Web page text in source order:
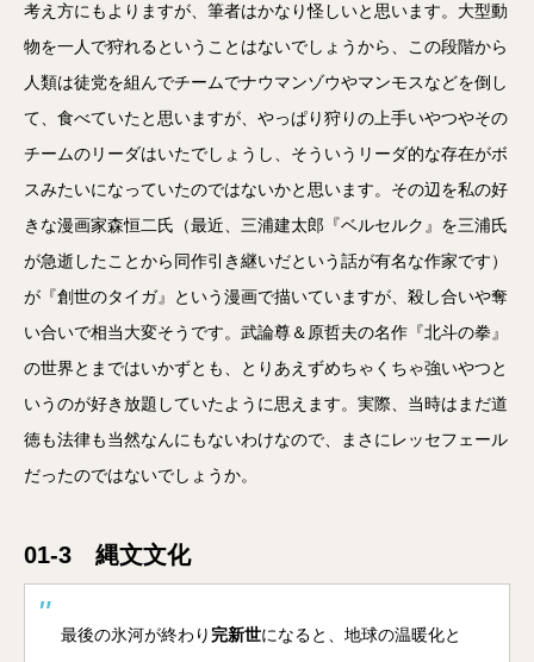
考え方にもよりますが、筆者はかなり怪しいと思います。大型動
物を一人で狩れるということはないでしょうから、この段階から
人類は徒党を組んでチームでナウマンゾウやマンモスなどを倒し
て、食べていたと思いますが、やっぱり狩りの上手いやつやその
チームのリーダはいたでしょうし、そういうリーダ的な存在がボ
スみたいになっていたのではないかと思います。その辺を私の好
きな漫画家森恒二氏（最近、三浦建太郎『ベルセルク』を三浦氏
が急逝したことから同作引き継いだという話が有名な作家です）
が『創世のタイガ』という漫画で描いていますが、殺し合いや奪
い合いで相当大変そうです。武論尊＆原哲夫の名作『北斗の拳』
の世界とまではいかずとも、とりあえずめちゃくちゃ強いやつと
いうのが好き放題していたように思えます。実際、当時はまだ道
徳も法律も当然なんにもないわけなので、まさにレッセフェール
だったのではないでしょうか。
01-3 縄文文化
最後の氷河が終わり 完新世になると、地球の温暖化と